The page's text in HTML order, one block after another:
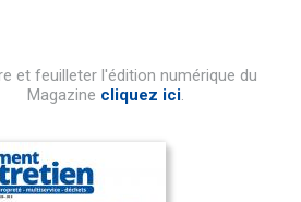
et feuilleter l'édition numérique du
Magazine cliquez ici.